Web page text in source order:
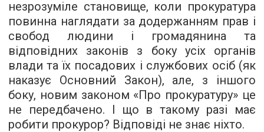
незрозуміле становище, коли прокуратура
повинна наглядати за додержанням прав і
свобод людини і громадянина та
відповідних законів з боку усіх органів
влади та їх посадових і службових осіб (як
наказує Основний Закон), але, з іншого
боку, новим законом «Про прокуратуру» це
не передбачено. І що в такому разі має
робити прокурор? Відповіді не знає ніхто.